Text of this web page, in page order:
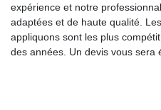
expérience et notre
adaptées et de haute qualité.
appliquons sont les plus
des années. Un devis vous sera